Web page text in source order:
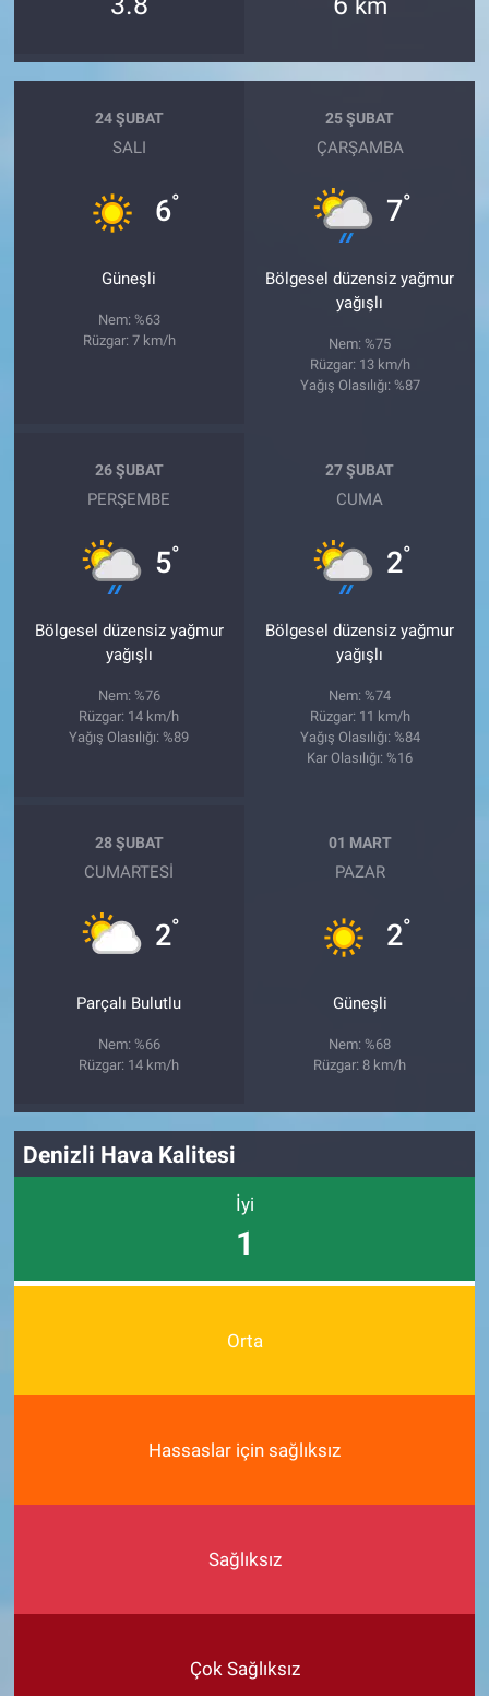
km
24 ŞUBAT
SALI
6°
Güneşli
Nem: %63
Rüzgar: 7 km/h
25 ŞUBAT
ÇARŞAMBA
7°
Bölgesel düzensiz yağmur
yağışlı
Nem: %75
Rüzgar: 13 km/h
Yağış Olasılığı: %87
26 ŞUBAT
PERŞEMBE
5°
Bölgesel düzensiz yağmur
yağışlı
Nem: %76
Rüzgar: 14 km/h
Yağış Olasılığı: %89
27 ŞUBAT
CUMA
2°
Bölgesel düzensiz yağmur
yağışlı
Nem: %74
Rüzgar: 11 km/h
Yağış Olasılığı: %84
Kar Olasılığı: %16
28 ŞUBAT
CUMARTESI
2°
Parçalı Bulutlu
Nem: %66
Rüzgar: 14 km/h
01 MART
PAZAR
2°
Güneşli
Nem: %68
Rüzgar: 8 km/h
Denizli Hava Kalitesi
İyi
1
Orta
Hassaslar için sağlıksız
Sağlıksız
Çok Sağlıksız